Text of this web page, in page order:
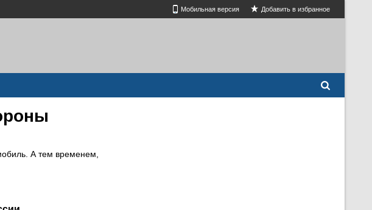
Мобильная версия Добавить в избранное
А тем временем,